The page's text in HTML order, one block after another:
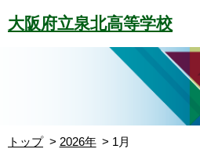
大阪府立泉北高等学校
トップ 2026年 1月